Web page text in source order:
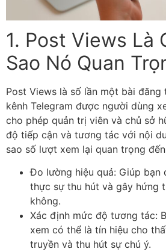
1. Post Views Là
Sao Nó Quan
Post Views là số lần một bài đăng
kênh Telegram được người dùng
cho phép quản trị viên và chủ sở
độ tiếp cận và tương tác với nội
sao số lượt xem lại quan trọng
Đo lường hiệu quả: Giúp bạn
thực sự thu hút và gây hứng
không.
Xác định mức độ tương tác:
xem có thể là tín hiệu cho
truyền và thu hút sự chú ý.